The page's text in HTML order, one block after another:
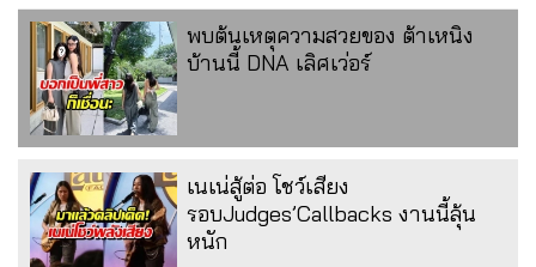
พบต้นเหตุความสวยของ ต้าเหนิง
บ้านนี้ DNA เลิศเว่อร์
เนเน่สู้ต่อ โชว์เสียง
รอบJudges’Callbacks งานนี้ลุ้น
หนัก